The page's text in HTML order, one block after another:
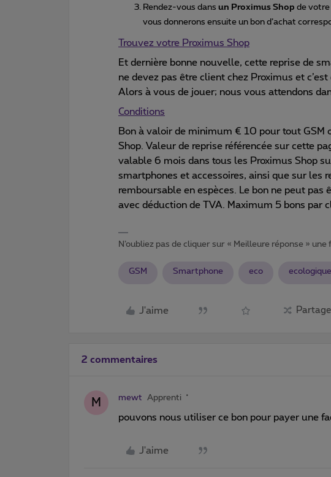
Rendez-vous dans un Proximus Shop de votre
vous donnerons ensuite un bon d’achat
Trouvez votre Proximus Shop
Et dernière bonne nouvelle, cette reprise de
ne devez pas être client chez Proximus et
Alors à vous de jouer; nous vous attendons
Conditions
Bon à valoir de minimum € 10 pour tout GSM
Shop. Valeur de reprise référencée sur cette
valable 6 mois dans tous les Proximus Shop
smartphones et accessoires, ainsi que sur les
remboursable en espèces. Le bon ne peut
avec déduction de TVA. Maximum 5 bons par
N’oubliez pas de cliquer sur « Meilleure réponse »
GSM Smartphone eco ecologique
J'aime
2 commentaires
M mewt Apprenti
pouvons nous utiliser ce bon pour payer une
J'aime